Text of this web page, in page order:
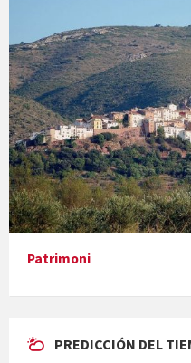
Paella monumental i
Patrimoni
PREDICCIÓN DEL